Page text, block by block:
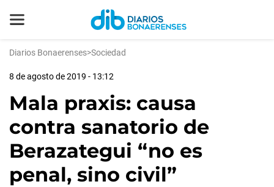
Diarios Bonaerenses>Sociedad
8 de agosto de 2019 - 13:12
Mala praxis: causa
contra sanatorio de
Berazategui “no es
penal, sino civil”